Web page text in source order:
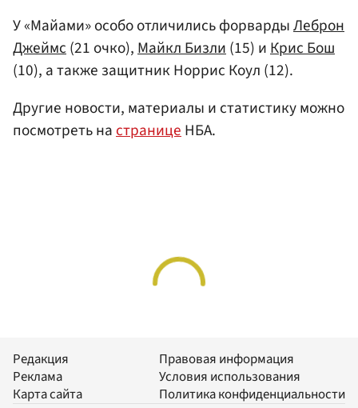
У «Майами» особо отличились форвардыЛеброн
Джеймс(21 очко),Майкл Бизли(15) иКрис Бош
(10), а также защитник Норрис Коул (12).
Другие новости, материалы и статистику можно
посмотреть настраницеНБА.
Редакция
Реклама
Карта сайта
Правовая информация
Условия использования
Политика конфиденциальности